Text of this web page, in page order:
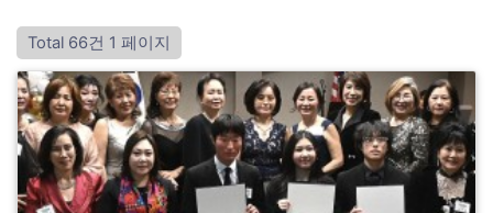
Total 66건 1 페이지